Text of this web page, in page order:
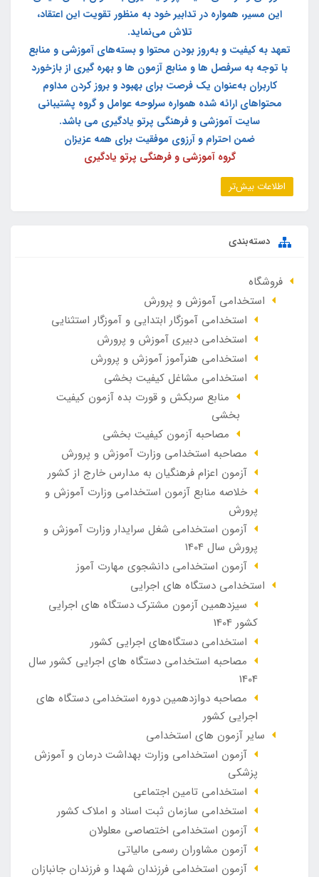
این مسیر، همواره در تدابیر خود به منظور تقویت این اعتقاد،
تلاش می‌نماید.
تعهد به کیفیت و به‌روز بودن محتوا و بسته‌های آموزشی و منابع
با توجه به سرفصل ها و منابع آزمون ها و بهره گیری از بازخورد
کاربران به‌عنوان یک فرصت برای بهبود و بروز کردن مداوم
محتواهای ارائه شده همواره سرلوحه عوامل و گروه پشتیبانی
سایت آموزشی و فرهنگی پرتو یادگیری می باشد.
ضمن احترام و آرزوی موفقیت برای همه عزیزان
گروه آموزشی و فرهنگی پرتو یادگیری
اطلاعات بیش‌تر
دسته‌بندی
فروشگاه
استخدامی آموزش و پرورش
استخدامی آموزگار ابتدایی و آموزگار استثنایی
استخدامی دبیری آموزش و پرورش
استخدامی هنرآموز آموزش و پرورش
استخدامی مشاغل کیفیت بخشی
منابع سربکش و قورت بده آزمون کیفیت
بخشی
مصاحبه آزمون کیفیت بخشی
مصاحبه استخدامی وزارت آموزش و پرورش
آزمون اعزام فرهنگیان به مدارس خارج از کشور
خلاصه منابع آزمون استخدامی وزارت آموزش و
پرورش
آزمون استخدامی شغل سرایدار وزارت آموزش و
پرورش سال 1404
آزمون استخدامی دانشجوی مهارت آموز
استخدامی دستگاه های اجرایی
سیزدهمین آزمون مشترک دستگاه های اجرایی
کشور 1404
استخدامی دستگاه‌های اجرایی کشور
مصاحبه استخدامی دستگاه های اجرایی کشور سال
1404
مصاحبه دوازدهمین دوره استخدامی دستگاه های
اجرایی کشور
سایر آزمون های استخدامی
آزمون استخدامی وزارت بهداشت درمان و آموزش
پزشکی
استخدامی تامین اجتماعی
استخدامی سازمان ثبت اسناد و املاک کشور
آزمون استخدامی اختصاصی معلولان
آزمون مشاوران رسمی مالیاتی
آزمون استخدامی فرزندان شهدا و فرزندان جانبازان